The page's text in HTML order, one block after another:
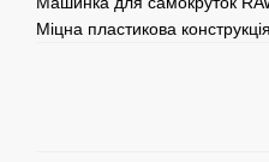
Міцна пластикова